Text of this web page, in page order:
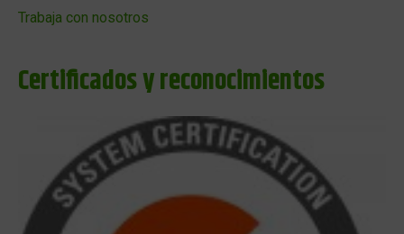
Trabaja con nosotros
Certificados y reconocimientos